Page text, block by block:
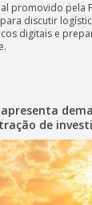
promovido pela
discutir
digitais e
apresenta
de